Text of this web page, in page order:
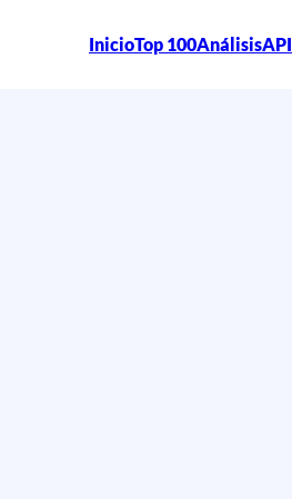
InicioTop 100AnálisisAPI